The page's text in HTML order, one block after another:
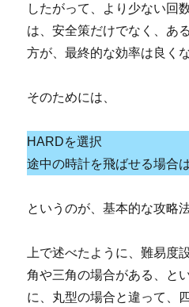
したがって、より少ない回
は、安全策だけでなく、あ
方が、最終的な効率は良く
そのためには、
HARDを選択
途中の時計を飛ばせる場合
というのが、基本的な攻略
上で述べたように、難易度
角や三角の場合がある、と
に、丸型の場合と違って、